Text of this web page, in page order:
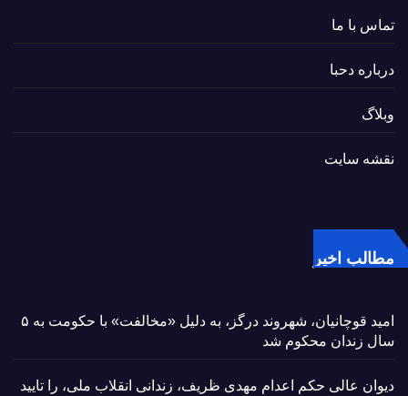
تماس با ما
درباره دحبا
وبلاگ
نقشه سایت
مطالب اخیر
امید قوچانیان، شهروند درگز، به دلیل «مخالفت» با حکومت به ۵
سال زندان محکوم شد
دیوان عالی حکم اعدام مهدی ظریف، زندانی انقلاب ملی، را تایید